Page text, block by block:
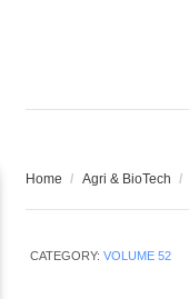
Home / Agri & BioTech /
CATEGORY: VOLUME 52